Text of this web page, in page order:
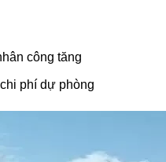
công tăng
phí dự phòng